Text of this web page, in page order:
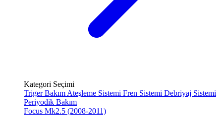
Kategori Seçimi
Triger Bakım Ateşleme Sistemi Fren Sistemi Debriyaj Sistemi
Periyodik Bakım
Focus Mk2.5 (2008-2011)